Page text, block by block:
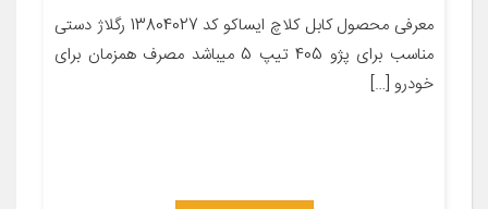
معرفی محصول کابل کلاچ ایساکو کد 13804027 رگلاژ دستی
مناسب برای پژو 405 تیپ 5 میباشد مصرف همزمان برای
خودرو […]